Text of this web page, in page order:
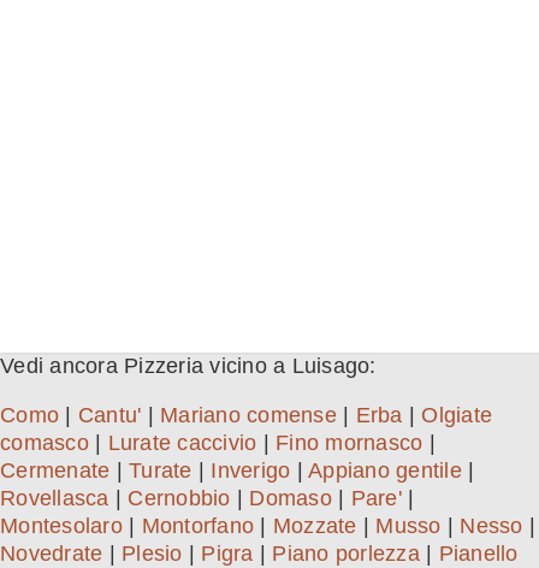
Vedi ancora Pizzeria vicino a Luisago:
Como Cantu' Mariano comense| Erba
Olgiate
comasco| Lurate caccivio Fino mornasco
Cermenate
Turate Inverigo Appiano gentile|
Rovellasca
Cernobbio Domaso| Pare'|
Montesolaro| Montorfano Mozzate Musso Nesso
Novedrate
Plesio Pigra Piano porlezza| Pianello